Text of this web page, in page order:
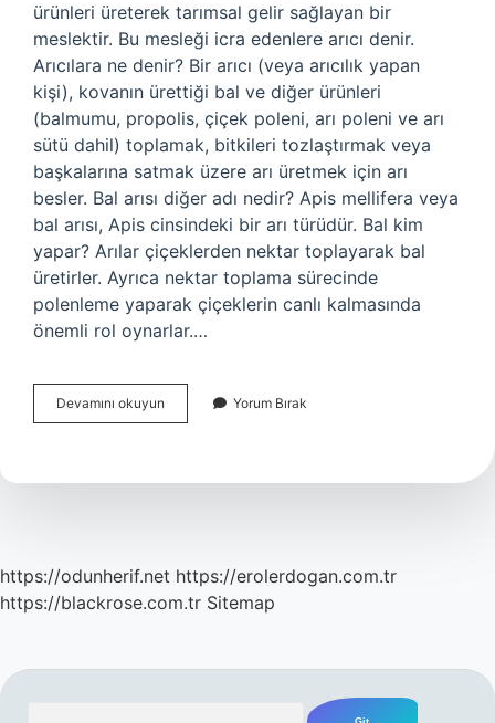
ürünleri üreterek tarımsal gelir sağlayan bir
meslektir. Bu mesleği icra edenlere arıcı denir.
Arıcılara ne denir? Bir arıcı (veya arıcılık yapan
kişi), kovanın ürettiği bal ve diğer ürünleri
(balmumu, propolis, çiçek poleni, arı poleni ve arı
sütü dahil) toplamak, bitkileri tozlaştırmak veya
başkalarına satmak üzere arı üretmek için arı
besler. Bal arısı diğer adı nedir? Apis mellifera veya
bal arısı, Apis cinsindeki bir arı türüdür. Bal kim
yapar? Arılar çiçeklerden nektar toplayarak bal
üretirler. Ayrıca nektar toplama sürecinde
polenleme yaparak çiçeklerin canlı kalmasında
önemli rol oynarlar.…
Devamını okuyun
Elde
Ne
Yorum Bırak
https://odunherif.net https://erolerdogan.com.tr
https://blackrose.com.tr Sitemap